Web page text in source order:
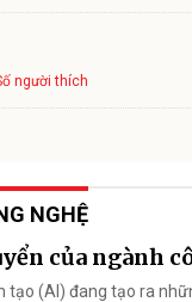
người thích
NGHỆ
của ngành
tạo (AI) đang tạo ra